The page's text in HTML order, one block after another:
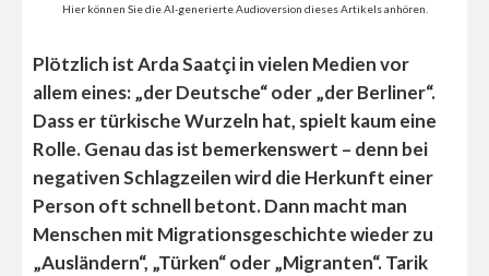
Hier können Sie die AI-generierte Audioversion dieses Artikels anhören.
Plötzlich ist Arda Saatçi in vielen Medien vor
allem eines: „der Deutsche“ oder „der Berliner“.
Dass er türkische Wurzeln hat, spielt kaum eine
Rolle. Genau das ist bemerkenswert – denn bei
negativen Schlagzeilen wird die Herkunft einer
Person oft schnell betont. Dann macht man
Menschen mit Migrationsgeschichte wieder zu
„Ausländern“, „Türken“ oder „Migranten“. Tarik